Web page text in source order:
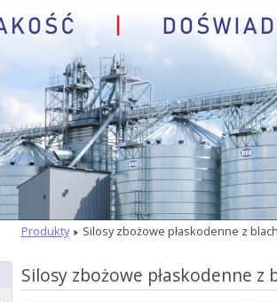
Produkty Silosy zbożowe płaskodenne z
Silosy zbożowe płaskodenne z